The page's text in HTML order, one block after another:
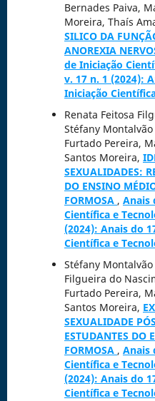
Bernades Paiva,
Moreira, Thaís
SILICO DA
ANOREXIA
de Iniciação
v. 17 n. 1 (2024):
Iniciação
Renata Feitosa
Stéfany
Furtado Pereira,
Santos Moreira,
SEXUALIDADES:
DO ENSINO
FORMOSA , Anais
Científica e
(2024): Anais do
Científica e
Stéfany Montalvão
Filgueira do
Furtado Pereira,
Santos Moreira,
SEXUALIDADE
ESTUDANTES DO
FORMOSA , Anais
Científica e
(2024): Anais do
Científica e